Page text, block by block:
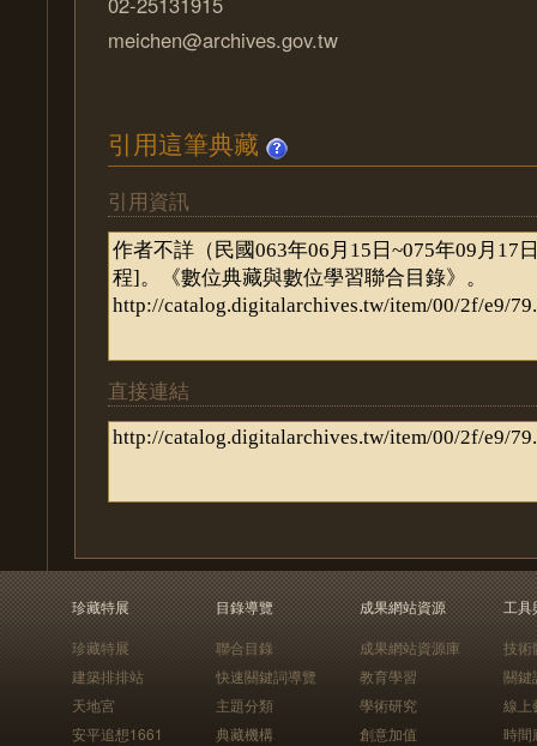
meichen@archives.gov.tw
引用這筆典藏
引用資訊
直接連結
珍藏特展
珍藏特展
建築排排站
天地宮
安平追想1661
目錄導覽
聯合目錄
快速關鍵詞導覽
主題分類
典藏機構
成果網站資源
成果網站資源庫
教育學習
學術研究
創意加值
工具
技術
關鍵
線上
時間